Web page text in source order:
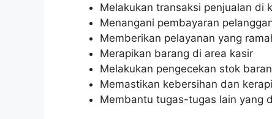
Melakukan transaksi penjualan di
Menangani pembayaran
Memberikan pelayanan yang
Merapikan barang di area kasir
Melakukan pengecekan stok
Memastikan kebersihan dan
Membantu tugas-tugas lain yang